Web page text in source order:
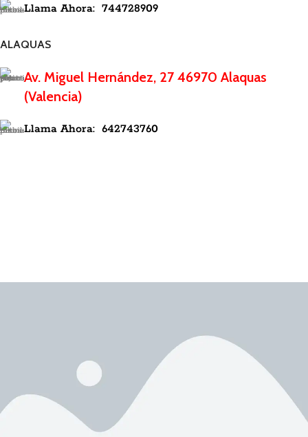
Llama Ahora: 744728909
ALAQUAS
Av. Miguel Hernández, 27 46970 Alaquas
(Valencia)
Llama Ahora: 642743760